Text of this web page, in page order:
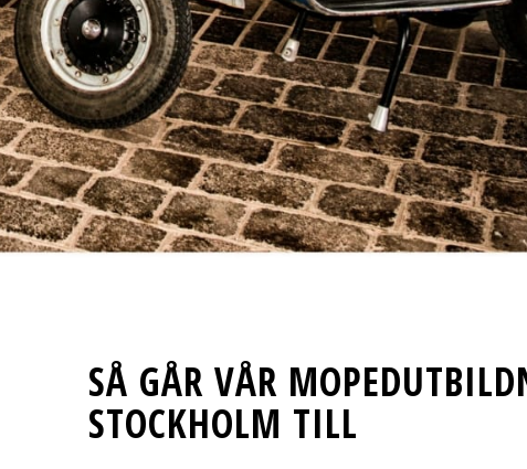
SÅ GÅR VÅR
STOCKHOLM TILL